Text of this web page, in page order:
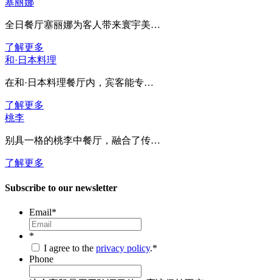
塞丽娜
全日餐厅塞丽娜为客人带来寰宇美…
了解更多
和·日本料理
在和·日本料理餐厅内，宾客能专…
了解更多
桃李
别具一格的桃李中餐厅，融合了传…
了解更多
Subscribe to our newsletter
Email*
*
I agree to the privacy policy.*
Phone